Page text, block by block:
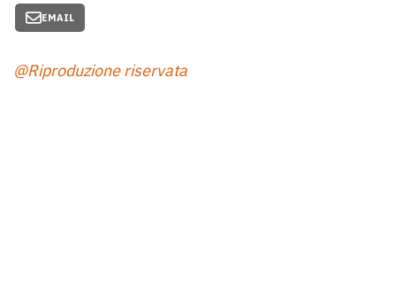
EMAIL
@Riproduzione riservata